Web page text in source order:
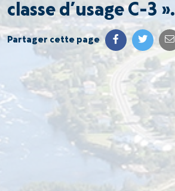
classe d’usage C-3 ».
Partager cette page